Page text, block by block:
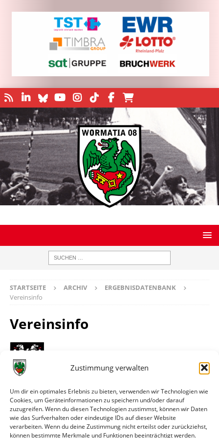
Zustimmung verwalten
Um dir ein optimales Erlebnis zu bieten, verwenden wir Technologien wie
Cookies, um Geräteinformationen zu speichern und/oder darauf
zuzugreifen. Wenn du diesen Technologien zustimmst, können wir Daten
wie das Surfverhalten oder eindeutige IDs auf dieser Website
verarbeiten. Wenn du deine Zustimmung nicht erteilst oder zurückziehst,
können bestimmte Merkmale und Funktionen beeinträchtigt werden.
STARTSEITE ARCHIV
ERGEBNISDATENBANK
Vereinsinfo
Vereinsinfo
TuS Wörrstadt
Homepage
https://www.tus-woerrstadt.de
Ort
Wörrstadt